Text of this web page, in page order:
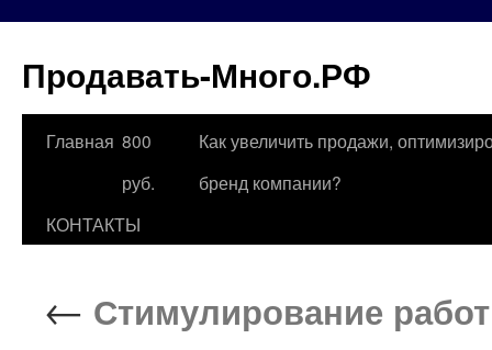
Продавать-Много.РФ
Перейти
содержимому
Главная 800
руб.
Как увеличить продажи,
бренд компании?
КОНТАКТЫ
← Стимулирование